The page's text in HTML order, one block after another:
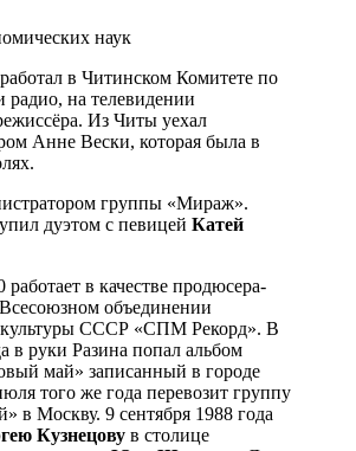
наук
в Читинском Комитете по
радио, на телевидении
Из Читы уехал
Анне Вески, которая была в
группы «Мираж».
дуэтом с певицей Катей
в качестве продюсера-
объединении
культуры СССР «СПМ Рекорд». В
в руки Разина попал альбом
май» записанный в городе
того же года перевозит группу
в Москву. 9 сентября 1988 года
Кузнецову в столице